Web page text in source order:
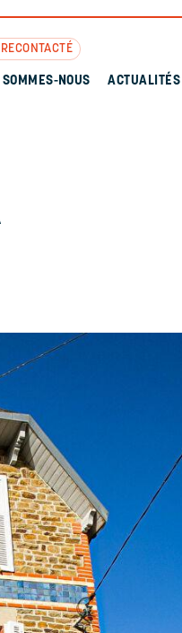
SOMMES-NOUS ACTUALITÉS